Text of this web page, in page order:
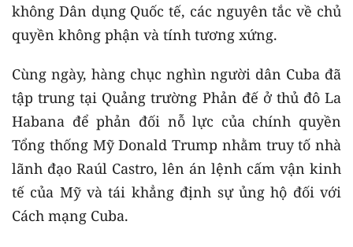
không Dân dụng Quốc tế, các nguyên tắc về chủ
quyền không phận và tính tương xứng.
Cùng ngày, hàng chục nghìn người dân Cuba đã
tập trung tại Quảng trường Phản đế ở thủ đô La
Habana để phản đối nỗ lực của chính quyền
Tổng thống Mỹ Donald Trump nhằm truy tố nhà
lãnh đạo Raúl Castro, lên án lệnh cấm vận kinh
tế của Mỹ và tái khẳng định sự ủng hộ đối với
Cách mạng Cuba.